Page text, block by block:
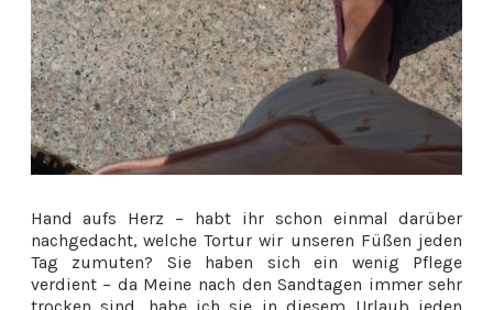
Hand aufs Herz – habt ihr schon einmal darüber
nachgedacht, welche Tortur wir unseren Füßen jeden
Tag zumuten? Sie haben sich ein wenig Pflege
verdient – da Meine nach den Sandtagen immer sehr
trocken sind, habe ich sie in diesem Urlaub jeden